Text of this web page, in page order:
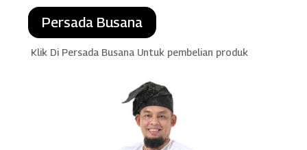
Persada Busana
Klik Di Persada Busana Untuk pembelian produk